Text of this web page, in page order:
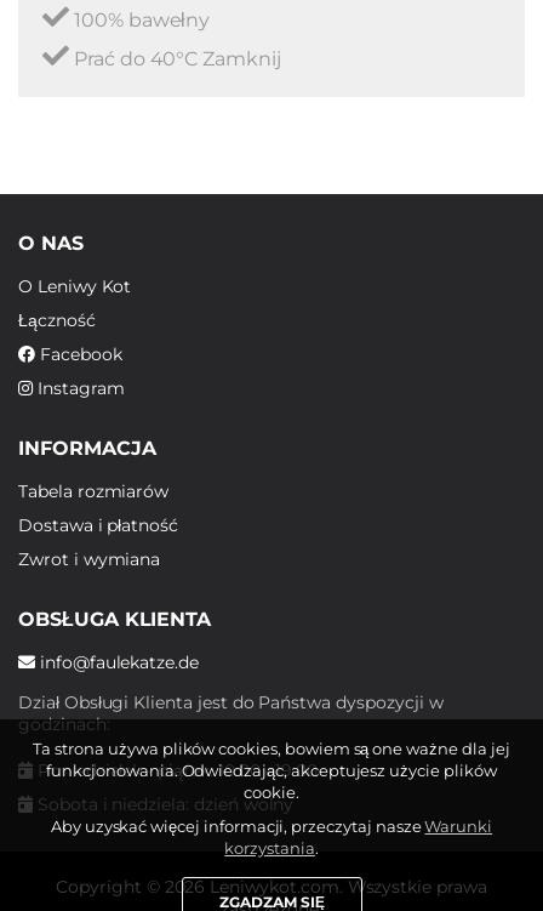
100% bawełny
Prać do 40°C Zamknij
O NAS
O Leniwy Kot
Łączność
Facebook
Instagram
INFORMACJA
Tabela rozmiarów
Dostawa i płatność
Zwrot i wymiana
OBSŁUGA KLIENTA
info@faulekatze.de
Dział Obsługi Klienta jest do Państwa dyspozycji w
godzinach:
Poniedziałek - piątek: 10:00 - 19:00
Sobota i niedziela: dzień wolny
Copyright © 2026 Leniwykot.com. Wszystkie prawa
Ta strona używa plików cookies, bowiem są one ważne dla jej
funkcjonowania. Odwiedzając, akceptujesz użycie plików
cookie.
Aby uzyskać więcej informacji, przeczytaj naszeWarunki
korzystania.
ZGADZAM SIĘ